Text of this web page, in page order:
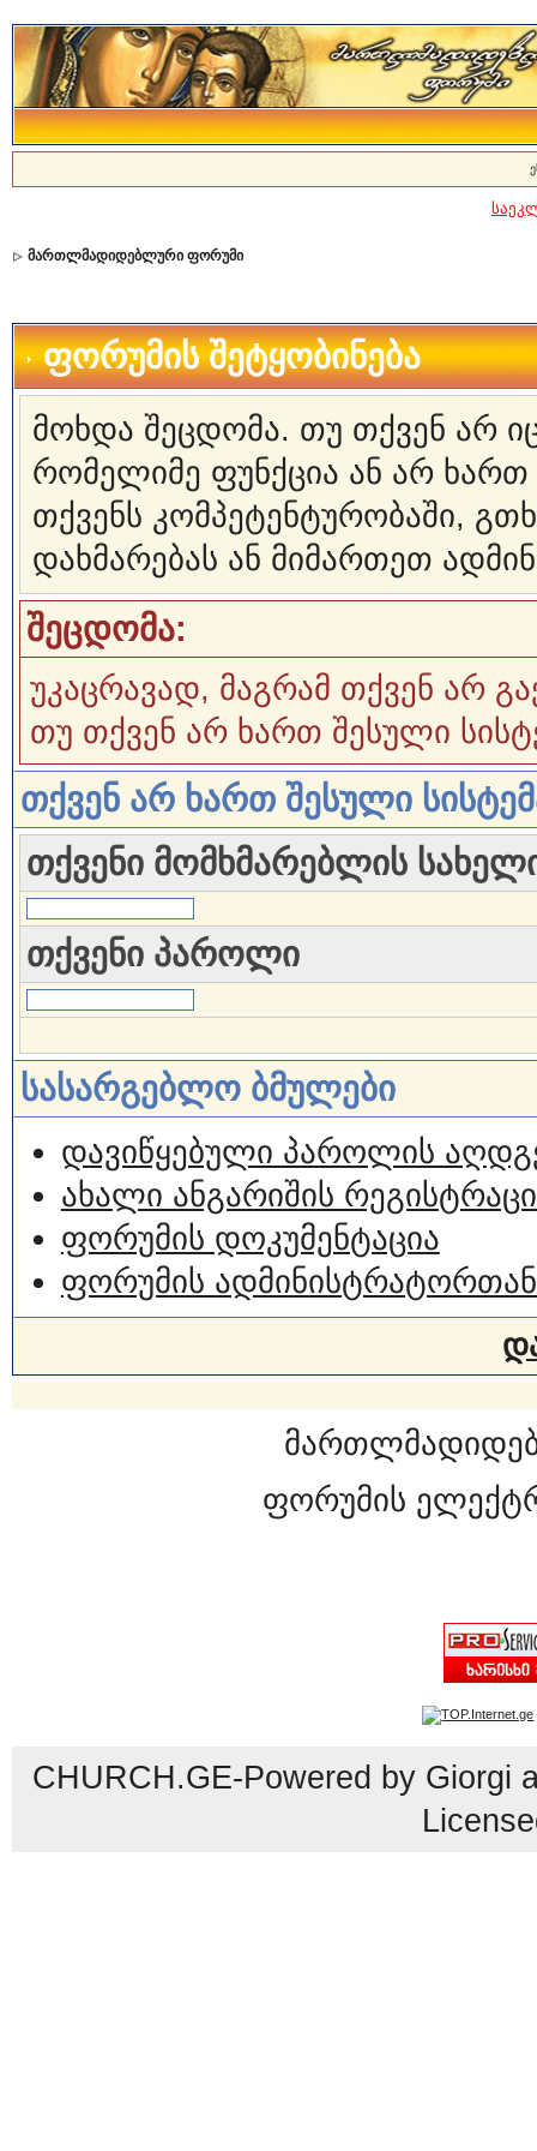
მართლმადიდებლური ფორუმი
ფორუმის შეტყობინება
მოხდა შეცდომა. თუ თქვენ არ
რომელიმე ფუნქცია ან არ ხართ
თქვენს კომპეტენტურობაში,
დახმარებას ან მიმართეთ
შეცდომა:
უკაცრავად, მაგრამ თქვენ არ
თუ თქვენ არ ხართ შესული
თქვენ არ ხართ შესული
თქვენი მომხმარებლის
თქვენი პაროლი
სასარგებლო ბმულები
დავიწყებული პაროლის
ახალი ანგარიშის
ფორუმის დოკუმენტაცია
ფორუმის ადმინისტრატორთან
ფორუმის
CHURCH.GE-Powered by Giorgi